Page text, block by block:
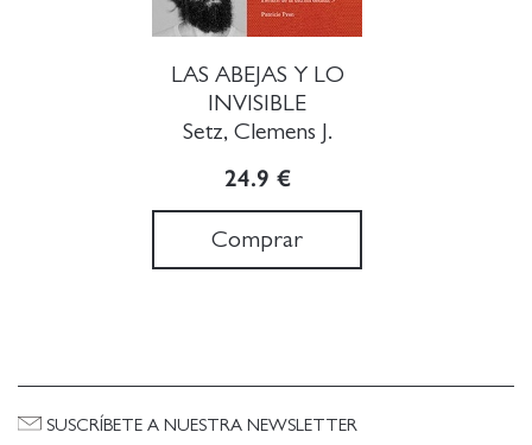
LAS ABEJAS Y LO
INVISIBLE
Setz, Clemens J.
24.9 €
Comprar
SUSCRÍBETE A NUESTRA NEWSLETTER